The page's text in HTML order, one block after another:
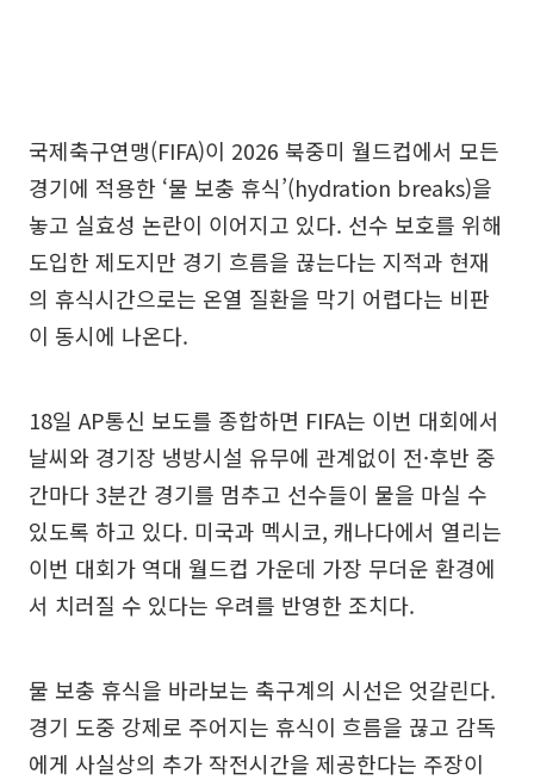
국제축구연맹(FIFA)이 2026 북중미 월드컵에서 모든
경기에 적용한 ‘물 보충 휴식’(hydration breaks)을
놓고 실효성 논란이 이어지고 있다. 선수 보호를 위해
도입한 제도지만 경기 흐름을 끊는다는 지적과 현재
의 휴식시간으로는 온열 질환을 막기 어렵다는 비판
이 동시에 나온다.
18일 AP통신 보도를 종합하면 FIFA는 이번 대회에서
날씨와 경기장 냉방시설 유무에 관계없이 전·후반 중
간마다 3분간 경기를 멈추고 선수들이 물을 마실 수
있도록 하고 있다. 미국과 멕시코, 캐나다에서 열리는
이번 대회가 역대 월드컵 가운데 가장 무더운 환경에
서 치러질 수 있다는 우려를 반영한 조치다.
물 보충 휴식을 바라보는 축구계의 시선은 엇갈린다.
경기 도중 강제로 주어지는 휴식이 흐름을 끊고 감독
에게 사실상의 추가 작전시간을 제공한다는 주장이